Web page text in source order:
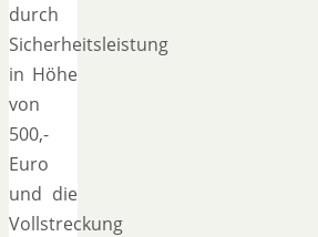
durch
Sicherheitsleistung
in Höhe
von
500,-
Euro
und die
Vollstreckung